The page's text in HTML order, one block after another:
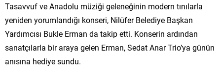
Tasavvuf ve Anadolu müziği geleneğinin modern tınılarla
yeniden yorumlandığı konseri, Nilüfer Belediye Başkan
Yardımcısı Bukle Erman da takip etti. Konserin ardından
sanatçılarla bir araya gelen Erman, Sedat Anar Trio’ya günün
anısına hediye sundu.